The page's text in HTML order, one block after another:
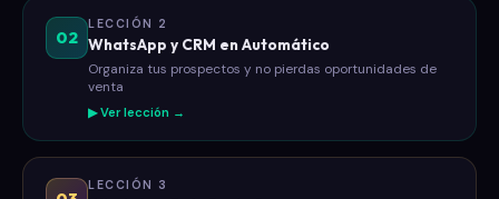
02
LECCIÓN 2
WhatsApp y CRM en Automático
Organiza tus prospectos y no pierdas oportunidades de
venta
▶ Ver lección →
LECCIÓN 3